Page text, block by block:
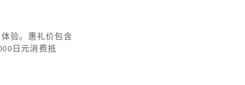
验。惠礼价包含
日元消费抵